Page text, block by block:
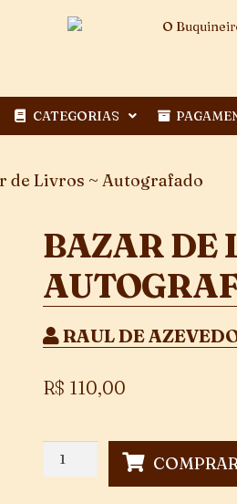
CATEGORIAS
de Livros ~ Autografado
BAZAR DE
RAUL DE
R$ 110,00